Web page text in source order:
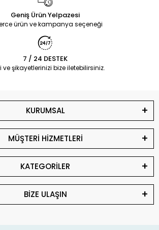
Geniş Ürün Yelpazesi
ürün ve kampanya seçeneği
7 / 24 DESTEK
ve şikayetlerinizi bize iletebilirsiniz.
KURUMSAL
MÜŞTERİ HİZMETLERİ
KATEGORİLER
BİZE ULAŞIN